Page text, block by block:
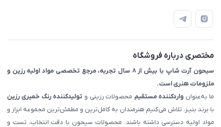
📝 قوانین و مقررات
📖 راهنما
مختصری درباره فروشگاه
سیحون آرت شاپ با بیش از ۸ سال تجربه، مرجع تخصصی مواد اولیه رزین و
ملزومات هنری است.
ما به‌عنوان واردکننده مستقیم محصولات رزینی و تولیدکننده رنگ خمیری رزین
با برند بنیـز، تلاش می‌کنیم هنرمندان به کامل‌ترین و مطمئن‌ترین مجموعه ابزار و
مواد اولیه دسترسی داشته باشند. محصولات سیحون با دقت انتخاب، تست و